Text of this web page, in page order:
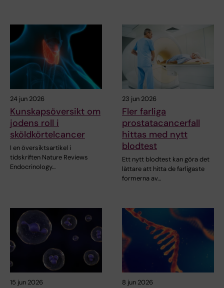
24 jun 2026
Kunskapsöversikt om
jodens roll i
sköldkörtelcancer
I en översiktsartikel i
tidskriften Nature Reviews
Endocrinology…
23 jun 2026
Fler farliga
prostatacancerfall
hittas med nytt
blodtest
Ett nytt blodtest kan göra det
lättare att hitta de farligaste
formerna av…
15 jun 2026 8 jun 2026